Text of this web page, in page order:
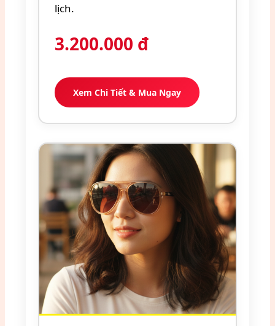
lịch.
3.200.000 đ
Xem Chi Tiết & Mua Ngay